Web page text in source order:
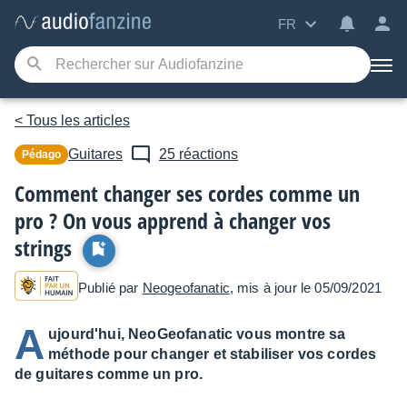
FR
< Tous les articles
Pédago Guitares 25 réactions
Comment changer ses cordes comme un
pro ? On vous apprend à changer vos
strings
Publié par Neogeofanatic, mis à jour le 05/09/2021
A ujourd'hui, NeoGeofanatic vous montre sa
méthode pour changer et stabiliser vos cordes
de guitares comme un pro.